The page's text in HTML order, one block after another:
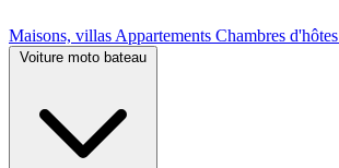
Maisons, villas Appartements Chambres d'hôtes
Voiture moto bateau